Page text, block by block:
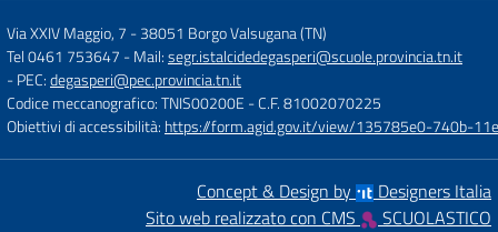
Via XXIV Maggio, 7 -38051 Borgo Valsugana (TN)
Tel 0461 753647 - Mail:segr.istalcidedegasperi@scuole.provincia.tn.it
- PEC:degasperi@pec.provincia.tn.it
Codice meccanografico: TNIS00200E - C.F. 81002070225
Obiettivi di accessibilità: https://form.agid.gov.it/view/135785e0-740b-
Concept & Design by
Designers Italia
Sito web realizzato con CMS
SCUOLASTICO